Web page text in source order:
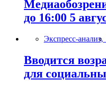
до 16:00 5
Экспресс-анализ,
Вводится
для